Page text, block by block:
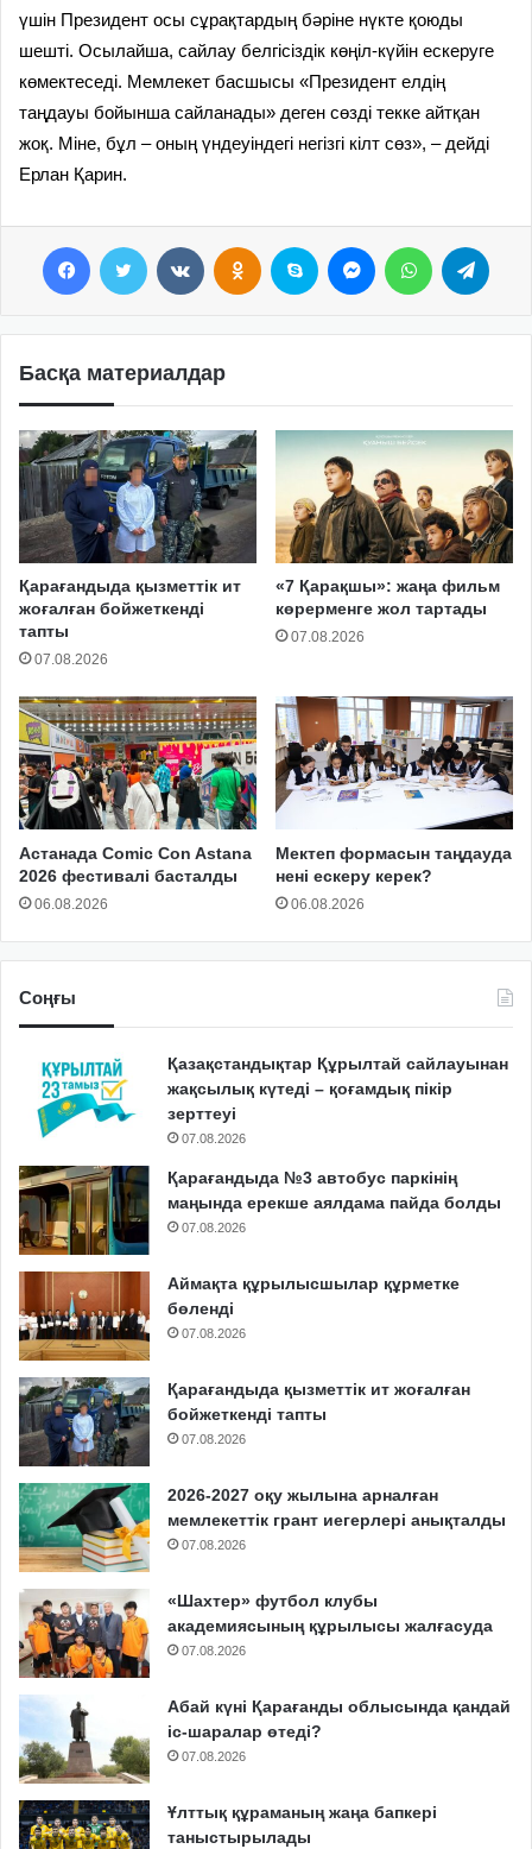
үшін Президент осы сұрақтардың бәріне нүкте қоюды
шешті. Осылайша, сайлау белгісіздік көңіл-күйін ескеруге
көмектеседі. Мемлекет басшысы «Президент елдің
таңдауы бойынша сайланады» деген сөзді текке айтқан
жоқ. Міне, бұл – оның үндеуіндегі негізгі кілт сөз», – дейді
Ерлан Қарин.
Басқа материалдар
Қарағандыда қызметтік ит
жоғалған бойжеткенді
тапты
07.08.2026
«7 Қарақшы»: жаңа фильм
көрерменге жол тартады
07.08.2026
Астанада Comic Con Astana
2026 фестивалі басталды
06.08.2026
Мектеп формасын таңдауда
нені ескеру керек?
06.08.2026
Соңғы
Қазақстандықтар Құрылтай сайлауынан
жақсылық күтеді – қоғамдық пікір
зерттеуі
07.08.2026
Қарағандыда №3 автобус паркінің
маңында ерекше аялдама пайда болды
07.08.2026
Аймақта құрылысшылар құрметке
бөленді
07.08.2026
Қарағандыда қызметтік ит жоғалған
бойжеткенді тапты
07.08.2026
2026-2027 оқу жылына арналған
мемлекеттік грант иегерлері анықталды
07.08.2026
«Шахтер» футбол клубы
академиясының құрылысы жалғасуда
07.08.2026
Абай күні Қарағанды облысында қандай
іс-шаралар өтеді?
07.08.2026
Ұлттық құраманың жаңа бапкері
таныстырылады